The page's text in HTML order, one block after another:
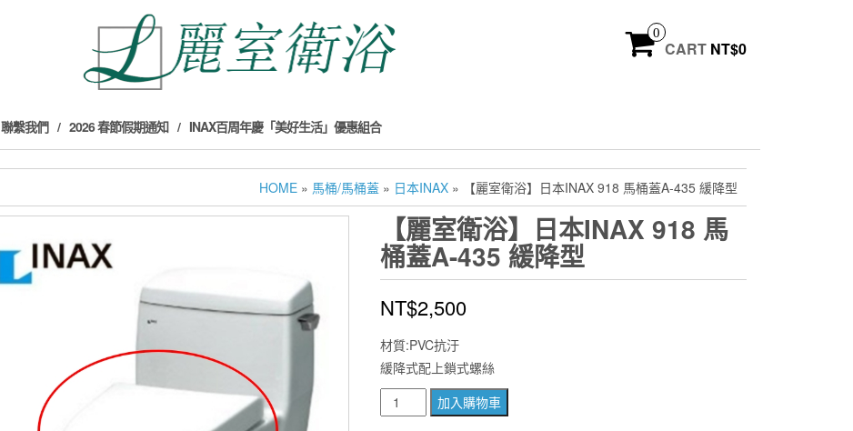
0
CART NT$0
聯繫我們 2026 春節假期通知 INAX百周年慶「美好生活」優惠組合
HOME » 馬桶/馬桶蓋 » 日本INAX » 【麗室衛浴】日本INAX 918 馬桶蓋A-435 緩降型
【麗室衛浴】日本INAX 918 馬
桶蓋A-435 緩降型
NT$2,500
材質:PVC抗汙
緩降式配上鎖式螺絲
【麗
室
加入購物車